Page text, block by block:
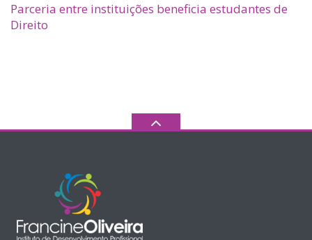
Parceria entre instituições beneficia estudantes de
Direito